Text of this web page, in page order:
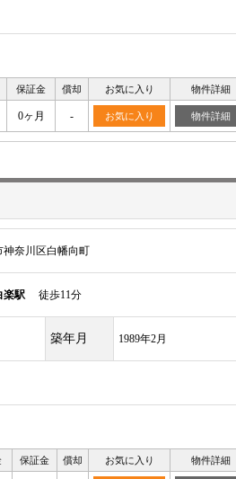
保証金 償却 お気に入り 物件詳細
0ヶ月 - お気に入り 物件詳細
神奈川区白幡向町
楽駅 徒歩11分
築年月 1989年2月
保証金 償却 お気に入り 物件詳細